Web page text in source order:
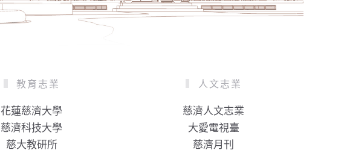
教育志業
花蓮慈濟大學
慈濟科技大學
慈大教研所
人文志業
慈濟人文志業
大愛電視臺
慈濟月刊